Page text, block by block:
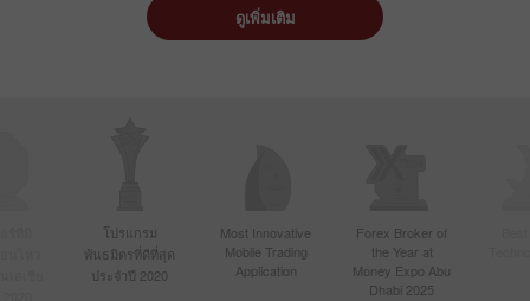
ดูเพิ่มเติม
โปรแกรม
พันธมิตรที่ดีที่สุด
ประจำปี 2020
Most Innovative
Mobile Trading
Application
Forex Broker of
the Year at
Money Expo Abu
Dhabi 2025